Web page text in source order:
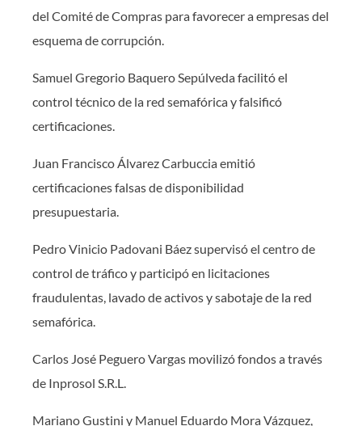
del Comité de Compras para favorecer a empresas del
esquema de corrupción.
Samuel Gregorio Baquero Sepúlveda facilitó el
control técnico de la red semafórica y falsificó
certificaciones.
Juan Francisco Álvarez Carbuccia emitió
certificaciones falsas de disponibilidad
presupuestaria.
Pedro Vinicio Padovani Báez supervisó el centro de
control de tráfico y participó en licitaciones
fraudulentas, lavado de activos y sabotaje de la red
semafórica.
Carlos José Peguero Vargas movilizó fondos a través
de Inprosol S.R.L.
Mariano Gustini y Manuel Eduardo Mora Vázquez,